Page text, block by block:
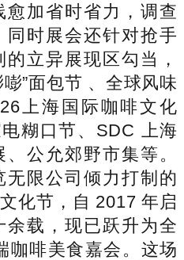
愈加省时省力，调查
时展会还针对抢手
立异展现区勾当，
”面包节 、全球风味
上海国际咖啡文化
糊口节、SDC 上海
公允郊野市集等。
限公司倾力打制的
化节，自 2017 年启
载，现已跃升为全
咖啡美食嘉会。这场